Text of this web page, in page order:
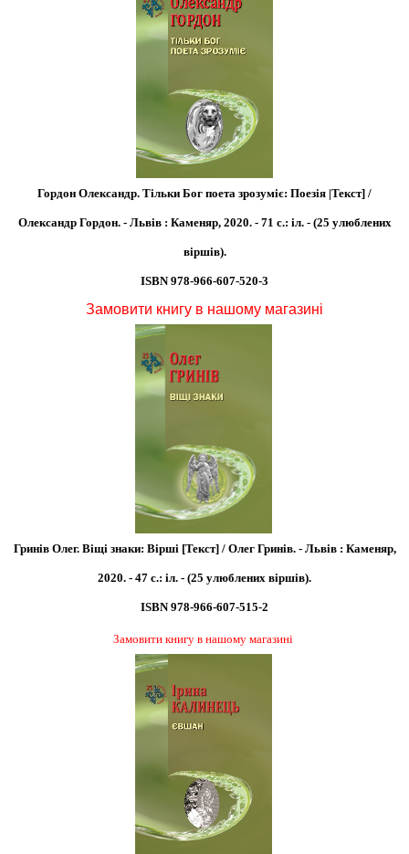
Гордон Олександр. Тільки Бог поета зрозуміє: Поезія |Текст] /
Олександр Гордон. - Львів : Каменяр, 2020. - 71 с.: іл. - (25 улюблених
віршів).
ISBN 978-966-607-520-3
Замовити книгу в нашому магазині
Гринів Олег. Віщі знаки: Вірші [Текст] / Олег Гринів. - Львів : Каменяр,
2020. - 47 с.: іл. - (25 улюблених віршів).
ISBN 978-966-607-515-2
Замовити книгу в нашому магазині